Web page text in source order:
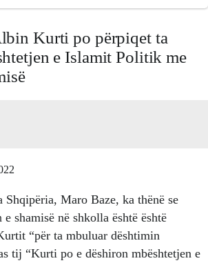
Kurti po përpiqet ta
e Islamit Politik me
Maro Baze, ka thënë se
shamisë në shkolla është është
“për ta mbuluar dështimin
tij “Kurti po e dëshiron mbështetjen e